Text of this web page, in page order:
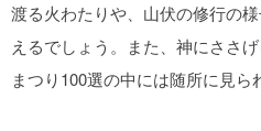
渡る火わたりや、山伏の修行の
えるでしょう。また、神にささ
まつり100選の中には随所に見ら